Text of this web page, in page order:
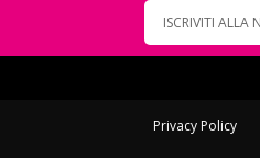
ISCRIVITI ALLA
Privacy Policy